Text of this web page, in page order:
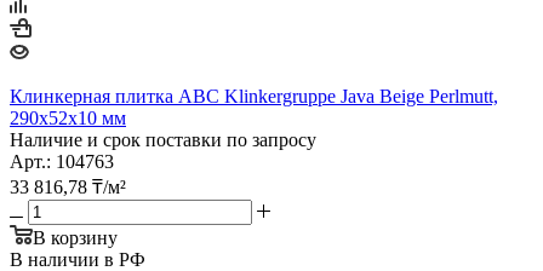
Клинкерная плитка ABC Klinkergruppe Java Beige Perlmutt,
290х52х10 мм
Наличие и срок поставки по запросу
Арт.: 104763
33 816,78 ₸/м²
В корзину
В наличии в РФ